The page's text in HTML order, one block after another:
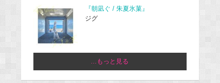
『朝凪ぐ / 朱夏氷菓』
ジグ
...もっと見る